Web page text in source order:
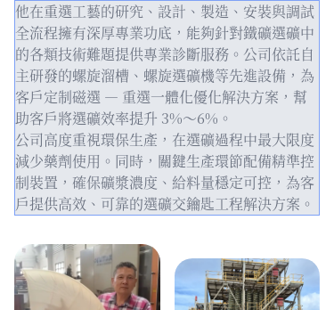
他在重選工藝的研究、設計、製造、安裝與調試
全流程擁有深厚專業功底，能夠針對鐵礦選礦中
的各類技術難題提供專業診斷服務。公司依託自
主研發的螺旋溜槽、螺旋選礦機等先進設備，為
客戶定制磁選 — 重選一體化優化解決方案，幫
助客戶將選礦效率提升 3%～6%。
公司高度重視環保生產，在選礦過程中最大限度
減少藥劑使用。同時，關鍵生產環節配備精準控
制裝置，確保礦漿濃度、給料量穩定可控，為客
戶提供高效、可靠的選礦交鑰匙工程解決方案。